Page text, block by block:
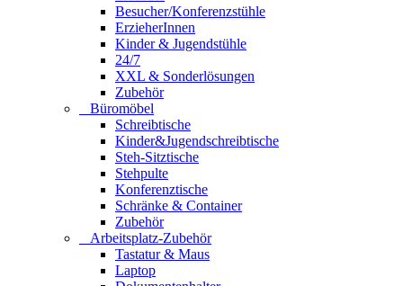
Besucher/Konferenzstühle
ErzieherInnen
Kinder & Jugendstühle
24/7
XXL & Sonderlösungen
Zubehör
Büromöbel
Schreibtische
Kinder&Jugendschreibtische
Steh-Sitztische
Stehpulte
Konferenztische
Schränke & Container
Zubehör
Arbeitsplatz-Zubehör
Tastatur & Maus
Laptop